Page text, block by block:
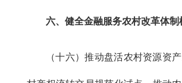
六、健全金融服务农村改革体制
（十六）推动盘活农村资源资